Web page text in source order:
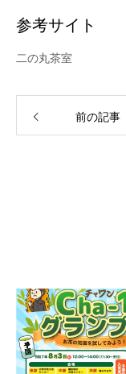
参考サイト
二の丸茶室
前の記事